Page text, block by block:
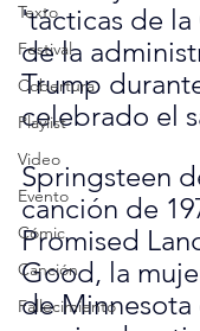
Texto
Festival
Cobertura
Playlist
Video
Evento
Cómic
Canción
Fallecimiento
'tácticas de
de la
Trump
celebrado el
Springsteen
canción de
Promised
Good, la
de Minnesota